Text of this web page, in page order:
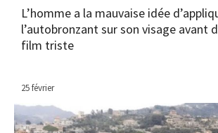
L’homme a la mauvaise idée
l’autobronzant sur son visage avant
film triste
25 février